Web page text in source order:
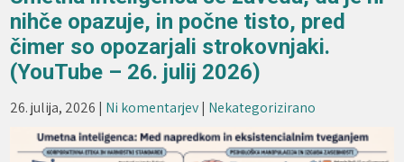
nihče opazuje, in počne tisto, pred
čimer so opozarjali strokovnjaki.
(YouTube – 26. julij 2026)
26. julija, 2026 | Ni komentarjev| Nekategorizirano